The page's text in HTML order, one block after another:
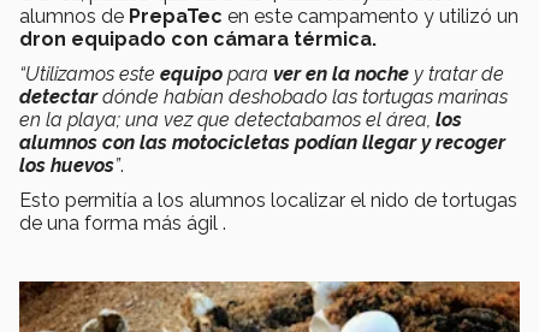
alumnos de PrepaTec en este campamento y utilizó un
dron equipado con cámara térmica.
“Utilizamos este equipo para ver en la noche y tratar de
detectardónde habían deshobado las tortugas marinas
en la playa; una vez que detectabamos el área, los
alumnos con las motocicletas podían llegar y recoger
los huevos”.
Esto permitía a los alumnos localizar el nido de tortugas
de una forma más ágil .